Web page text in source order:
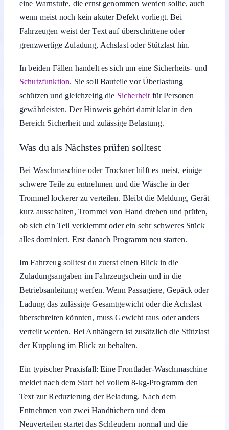
dich auf, Gewicht, Anzahl oder Menge zu verringern, um
Schäden, Fehlfunktionen oder Sicherheitsrisiken zu
vermeiden. Wichtig ist, die Belastung sofort zu prüfen
und eher zu früh als zu spät zu reduzieren.
Am häufigsten erscheint dieser Hinweis bei
Waschmaschinen, Trocknern, Geschirrspülern oder
Fahrzeugen mit Lastüberwachung. Die Steuerung
erkennt dann, dass das eingestellte Programm oder die
zulässige Traglast für die aktuelle Füllmenge zu hoch ist.
Programmabbrüche oder übermäßiger Verschleiß.
Typische Bedeutung der Meldung
Bei Haushaltsgeräten bedeutet der Hinweis, dass
Trommel oder Korb zu voll sind oder die Verteilung der
Wäsche ungünstig ist. Die Maschine signalisiert damit
eine Warnstufe, die ernst genommen werden sollte, auch
Fahrzeugen weist der Text auf überschrittene oder
grenzwertige Zuladung, Achslast oder Stützlast hin.
In beiden Fällen handelt es sich um eine Sicherheits- und
Schutzfunktion. Sie soll Bauteile vor Überlastung
schützen und gleichzeitig dieSicherheitfür Personen
gewährleisten. Der Hinweis gehört damit klar in den
Was du als Nächstes prüfen solltest
Bei Waschmaschine oder Trockner hilft es meist, einige
schwere Teile zu entnehmen und die Wäsche in der